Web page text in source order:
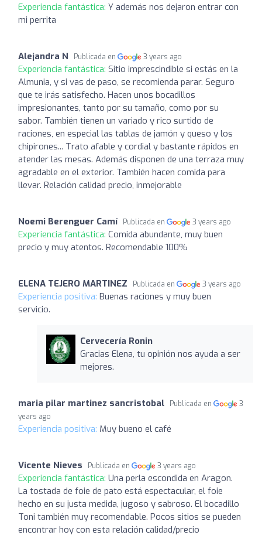
Experiencia fantástica: Y además nos dejaron entrar con
mi perrita
Alejandra N Publicada en 3 years ago
Experiencia fantástica: Sitio imprescindible si estás en la
Almunia, y si vas de paso, se recomienda parar. Seguro
que te irás satisfecho. Hacen unos bocadillos
impresionantes, tanto por su tamaño, como por su
sabor. También tienen un variado y rico surtido de
raciones, en especial las tablas de jamón y queso y los
chipirones... Trato afable y cordial y bastante rápidos en
atender las mesas. Además disponen de una terraza muy
agradable en el exterior. También hacen comida para
llevar. Relación calidad precio, inmejorable
Noemi Berenguer Camí Publicada en 3 years ago
Experiencia fantástica: Comida abundante, muy buen
precio y muy atentos. Recomendable 100%
ELENA TEJERO MARTINEZ Publicada en 3 years ago
Experiencia positiva: Buenas raciones y muy buen
servicio.
Cervecería Ronin
Gracias Elena, tu opinión nos ayuda a ser
mejores.
maria pilar martinez sancristobal Publicada en
3
years ago
Experiencia positiva: Muy bueno el café
Vicente Nieves Publicada en 3 years ago
Experiencia fantástica: Una perla escondida en Aragon.
La tostada de foie de pato está espectacular, el foie
hecho en su justa medida, jugoso y sabroso. El bocadillo
Toni también muy recomendable. Pocos sitios se pueden
encontrar hoy con esta relación calidad/precio